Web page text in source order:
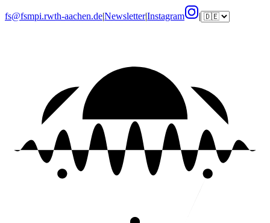
fs@fsmpi.rwth-aachen.de|Newsletter|Instagram |